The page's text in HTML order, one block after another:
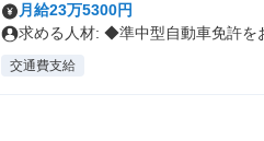
月給23万5300円
求める人材: ◆準中型自動車免許を
交通費支給